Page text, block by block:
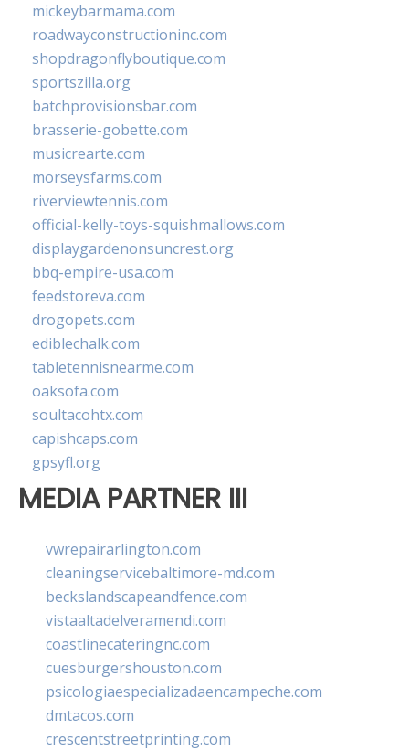
mickeybarmama.com
roadwayconstructioninc.com
shopdragonflyboutique.com
sportszilla.org
batchprovisionsbar.com
brasserie-gobette.com
musicrearte.com
morseysfarms.com
riverviewtennis.com
official-kelly-toys-squishmallows.com
displaygardenonsuncrest.org
bbq-empire-usa.com
feedstoreva.com
drogopets.com
ediblechalk.com
tabletennisnearme.com
oaksofa.com
soultacohtx.com
capishcaps.com
gpsyfl.org
MEDIA PARTNER III
vwrepairarlington.com
cleaningservicebaltimore-md.com
beckslandscapeandfence.com
vistaaltadelveramendi.com
coastlinecateringnc.com
cuesburgershouston.com
psicologiaespecializadaencampeche.com
dmtacos.com
crescentstreetprinting.com